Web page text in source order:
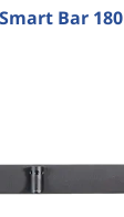
Bar 180